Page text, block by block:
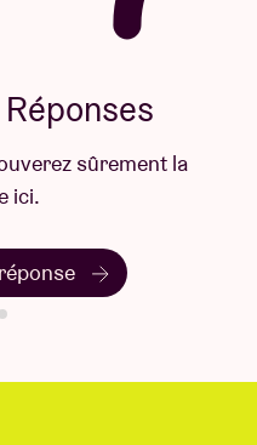
sûrement la
ici.